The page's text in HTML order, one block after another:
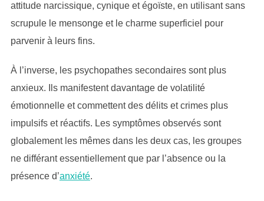
attitude narcissique, cynique et égoïste, en utilisant sans
scrupule le mensonge et le charme superficiel pour
parvenir à leurs fins.
À l’inverse, les psychopathes secondaires sont plus
anxieux. Ils manifestent davantage de volatilité
émotionnelle et commettent des délits et crimes plus
impulsifs et réactifs. Les symptômes observés sont
globalement les mêmes dans les deux cas, les groupes
ne différant essentiellement que par l’absence ou la
présence d’anxiété.